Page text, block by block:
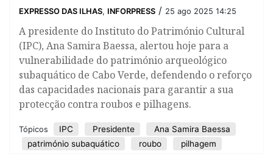
EXPRESSO DAS ILHAS, INFORPRESS / 25 ago 2025 14:25
A presidente do Instituto do Património Cultural
(IPC), Ana Samira Baessa, alertou hoje para a
vulnerabilidade do património arqueológico
subaquático de Cabo Verde, defendendo o reforço
das capacidades nacionais para garantir a sua
protecção contra roubos e pilhagens.
Tópicos IPC Presidente
Ana Samira Baessa
património subaquático
roubo pilhagem